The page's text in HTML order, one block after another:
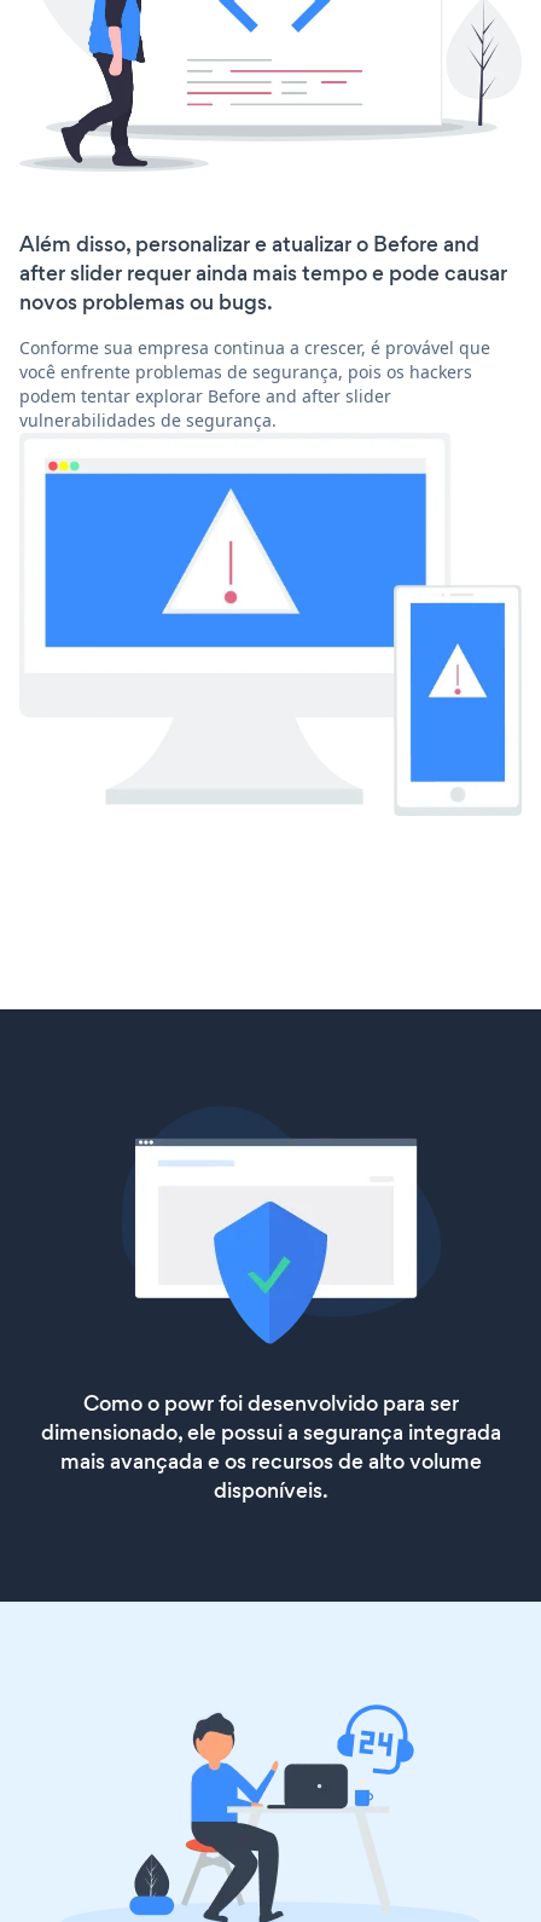
Além disso, personalizar e atualizar o Before and
after slider requer ainda mais tempo e pode causar
novos problemas ou bugs.
Conforme sua empresa continua a crescer, é provável que
você enfrente problemas de segurança, pois os hackers
podem tentar explorar Before and after slider
vulnerabilidades de segurança.
Como o powr foi desenvolvido para ser
dimensionado, ele possui a segurança integrada
mais avançada e os recursos de alto volume
disponíveis.